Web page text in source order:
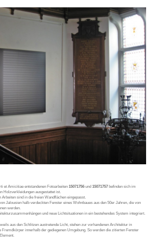
et Amicitiae entstandenen Fotoarbeiten 15071756 und 15071757 befinden sich im
Holzverkleidungen ausgestattet ist.
Arbeiten sind in die freien Wandflächen eingepasst.
Jalousien halb verdeckten Fenster eines Wohnbaues aus den 50er Jahren, die von
werden.
und neue Lichtsituationen in ein bestehendes System integriert.
aus den Schlitzen austretende Licht, stehen zur vorhandenen Architektur in
Fremdkörper innerhalb der gediegenen Umgebung. So werden die zitierten Fenster